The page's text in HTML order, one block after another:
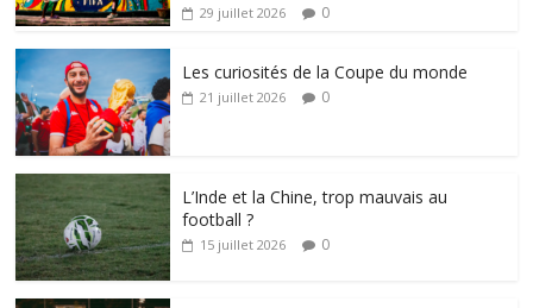
29 juillet 2026 0
Les curiosités de la Coupe du monde
21 juillet 2026 0
L’Inde et la Chine, trop mauvais au
football ?
15 juillet 2026 0